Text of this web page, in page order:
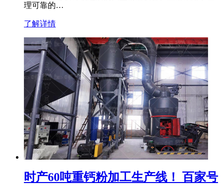
理可靠的…
了解详情
时产60吨重钙粉加工生产线！ 百家号